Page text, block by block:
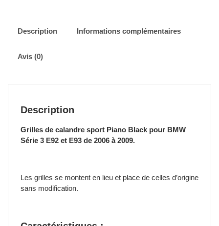
brillantes
Cabrio
2006-
2009
Description Informations complémentaires
Avis (0)
Description
Grilles de calandre sport Piano Black pour BMW
Série 3 E92 et E93 de 2006 à 2009.
Les grilles se montent en lieu et place de celles d’origine
sans modification.